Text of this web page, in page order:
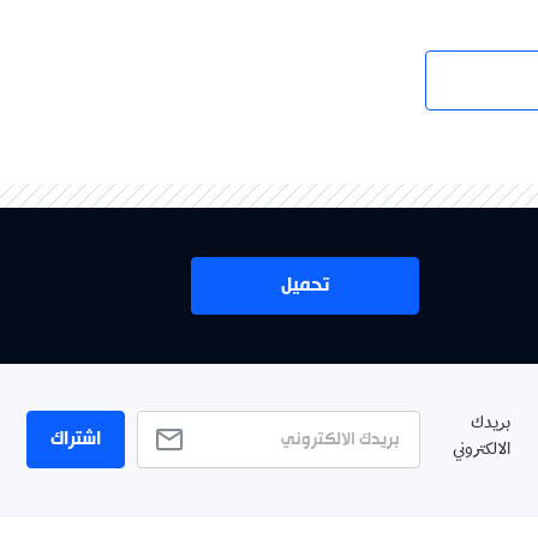
تحميل
بريدك
الالكتروني
اشتراك